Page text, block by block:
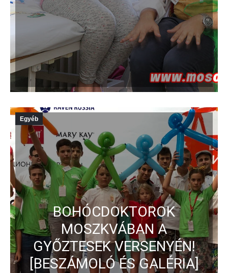
Egyéb
BOHÓCDOKTOROK
MOSZKVÁBAN A
GYŐZTESEK VERSENYÉN!
[BESZÁMOLÓ ÉS GALÉRIA]